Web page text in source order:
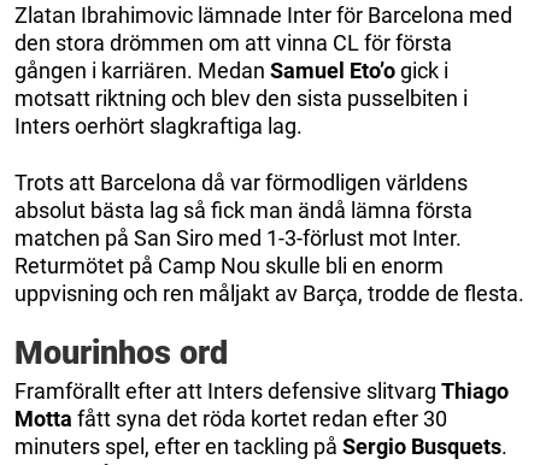
Zlatan Ibrahimovic lämnade Inter för Barcelona med
den stora drömmen om att vinna CL för första
gången i karriären. Medan Samuel Eto’ogick i
motsatt riktning och blev den sista pusselbiten i
Inters oerhört slagkraftiga lag.
Trots att Barcelona då var förmodligen världens
absolut bästa lag så fick man ändå lämna första
matchen på San Siro med 1-3-förlust mot Inter.
Returmötet på Camp Nou skulle bli en enorm
uppvisning och ren måljakt av Barça, trodde de flesta.
Mourinhos ord
Framförallt efter att Inters defensive slitvarg Thiago
Motta fått syna det röda kortet redan efter 30
minuters spel, efter en tackling på Sergio Busquets.